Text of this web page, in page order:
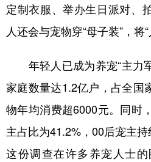
定制衣服、举办生日派对、
人还会与宠物穿“母子装”，将
年轻人已成为养宠“主力军
家庭数量达1.2亿户，占全国
物年均消费超6000元。同时
主占比为41.2%，00后宠主持
这份调查在许多养宠人士